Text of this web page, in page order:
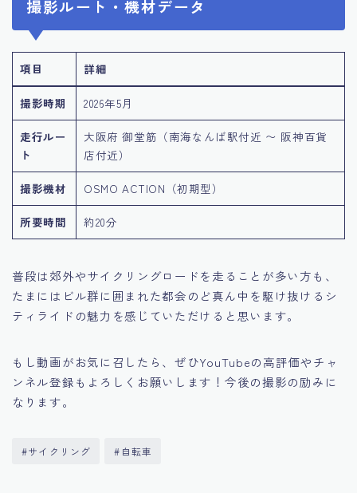
撮影ルート・機材データ
項目 詳細
撮影時期 2026年5月
走行ルー
ト
大阪府 御堂筋（南海なんば駅付近 〜 阪神百貨
店付近）
撮影機材 OSMO ACTION（初期型）
所要時間 約20分
普段は郊外やサイクリングロードを走ることが多い方も、
たまにはビル群に囲まれた都会のど真ん中を駆け抜けるシ
ティライドの魅力を感じていただけると思います。
もし動画がお気に召したら、ぜひYouTubeの高評価やチャ
ンネル登録もよろしくお願いします！今後の撮影の励みに
なります。
#サイクリング #自転車